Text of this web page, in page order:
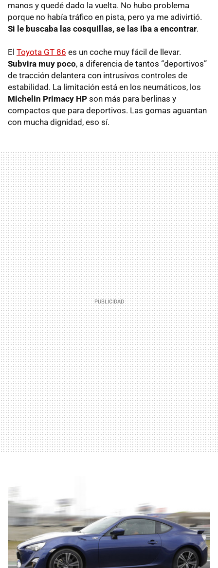
manos y quedé dado la vuelta. No hubo problema
porque no había tráfico en pista, pero ya me adivirtió.
Si le buscaba las cosquillas, se las iba a encontrar.
El Toyota GT 86 es un coche muy fácil de llevar.
Subvira muy poco, a diferencia de tantos “deportivos”
de tracción delantera con intrusivos controles de
estabilidad. La limitación está en los neumáticos, los
Michelin Primacy HP son más para berlinas y
compactos que para deportivos. Las gomas aguantan
con mucha dignidad, eso sí.